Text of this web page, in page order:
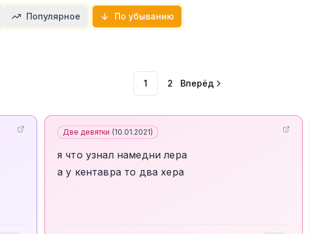
Популярное По убыванию
1 2 Вперёд
Две девятки (10.01.2021)
я что узнал намедни лера
а у кентавра то два хера